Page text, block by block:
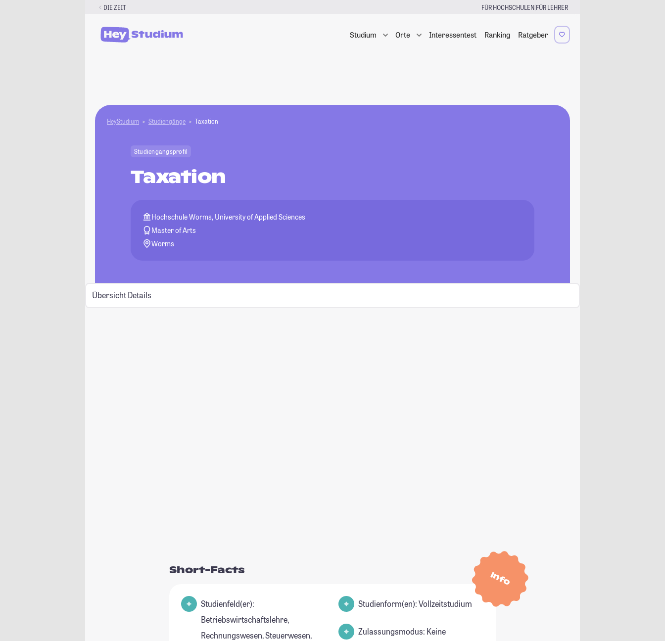
DIE ZEIT FÜR HOCHSCHULEN|FÜR LEHRER
Studium Orte Interessentest Ranking Ratgeber
HeyStudium Studiengänge Taxation
Studiengangsprofil
Taxation
Hochschule Worms, University of Applied Sciences
Master of Arts
Worms
Übersicht Details
Info
Short-Facts
Studienfeld(er):
Betriebswirtschaftslehre,
Rechnungswesen, Steuerwesen,
Studienform(en): Vollzeitstudium
Zulassungsmodus: Keine